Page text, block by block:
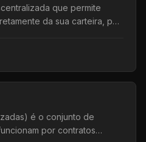
que permite
da sua carteira, por
é o conjunto de
por contratos